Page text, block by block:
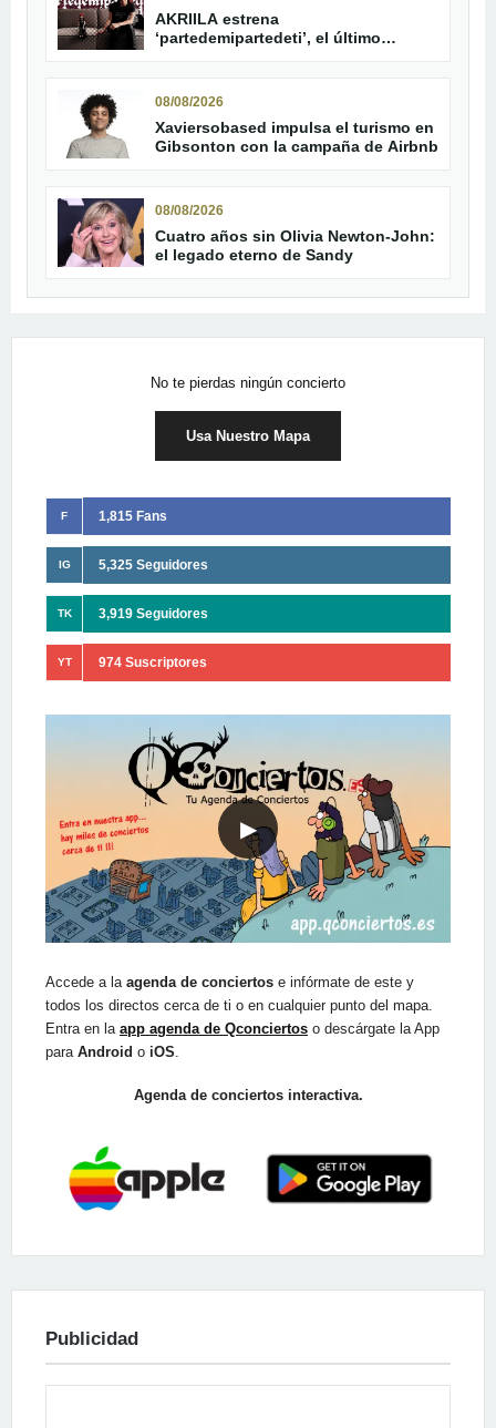
AKRIILA estrena
‘partedemipartedeti’, el último
08/08/2026
Xaviersobased impulsa el turismo en
Gibsonton con la campaña de Airbnb
08/08/2026
Cuatro años sin Olivia Newton-John:
el legado eterno de Sandy
No te pierdas ningún concierto
Usa Nuestro Mapa
F 1,815 Fans
IG 5,325 Seguidores
TK 3,919 Seguidores
YT 974 Suscriptores
▶
Accede a la agenda de conciertos e infórmate de este y
todos los directos cerca de ti o en cualquier punto del mapa.
Entra en la app agenda de Qconciertos o descárgate la App
para Android o iOS.
Agenda de conciertos interactiva.
Publicidad